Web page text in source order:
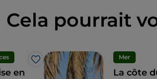
Cela pourrait
J’aime
en
Mer
La côte